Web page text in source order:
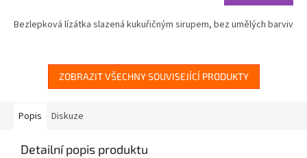
Bezlepková lízátka slazená kukuřičným sirupem, bez umělých barviv
ZOBRAZIT VŠECHNY SOUVISEJÍCÍ PRODUKTY
Popis Diskuze
Detailní popis produktu